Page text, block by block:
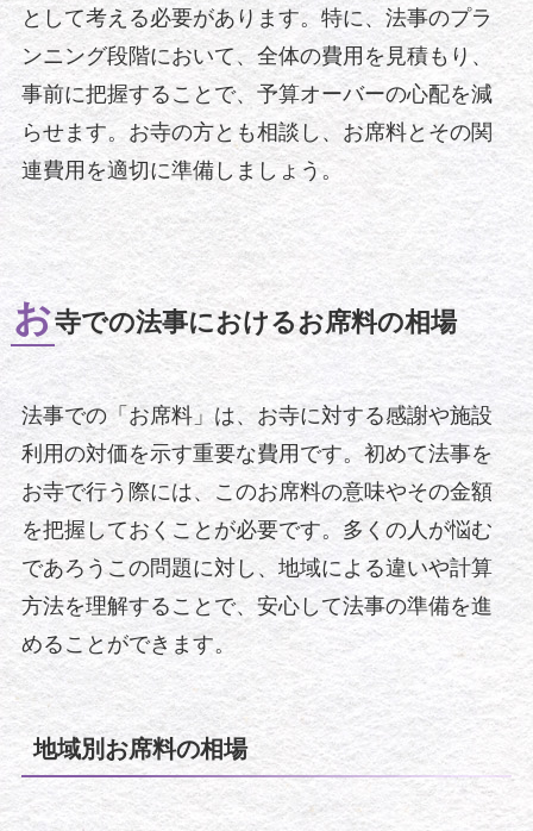
として考える必要があります。特に、法事のプラ
ンニング段階において、全体の費用を見積もり、
事前に把握することで、予算オーバーの心配を減
らせます。お寺の方とも相談し、お席料とその関
連費用を適切に準備しましょう。
お寺での法事におけるお席料の相場
法事での「お席料」は、お寺に対する感謝や施設
利用の対価を示す重要な費用です。初めて法事を
お寺で行う際には、このお席料の意味やその金額
を把握しておくことが必要です。多くの人が悩む
であろうこの問題に対し、地域による違いや計算
方法を理解することで、安心して法事の準備を進
めることができます。
地域別お席料の相場